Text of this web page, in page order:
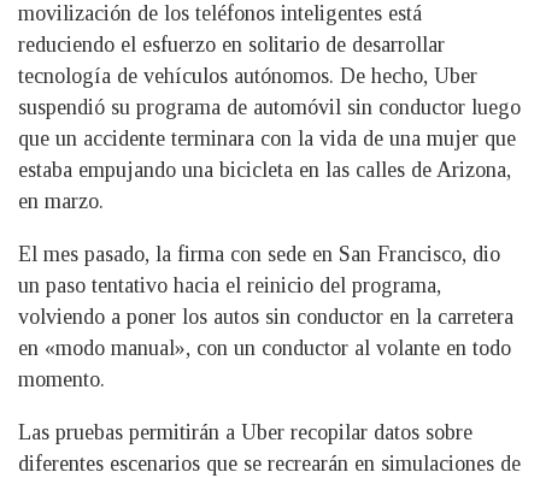
movilización de los teléfonos inteligentes está
reduciendo el esfuerzo en solitario de desarrollar
tecnología de vehículos autónomos. De hecho, Uber
suspendió su programa de automóvil sin conductor luego
que un accidente terminara con la vida de una mujer que
estaba empujando una bicicleta en las calles de Arizona,
en marzo.
El mes pasado, la firma con sede en San Francisco, dio
un paso tentativo hacia el reinicio del programa,
volviendo a poner los autos sin conductor en la carretera
en «modo manual», con un conductor al volante en todo
momento.
Las pruebas permitirán a Uber recopilar datos sobre
diferentes escenarios que se recrearán en simulaciones de